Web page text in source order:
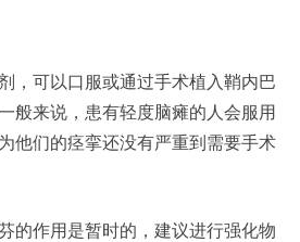
，可以口服或通过手术植入鞘内巴
般来说，患有轻度脑瘫的人会服用
他们的痉挛还没有严重到需要手术
的作用是暂时的，建议进行强化物